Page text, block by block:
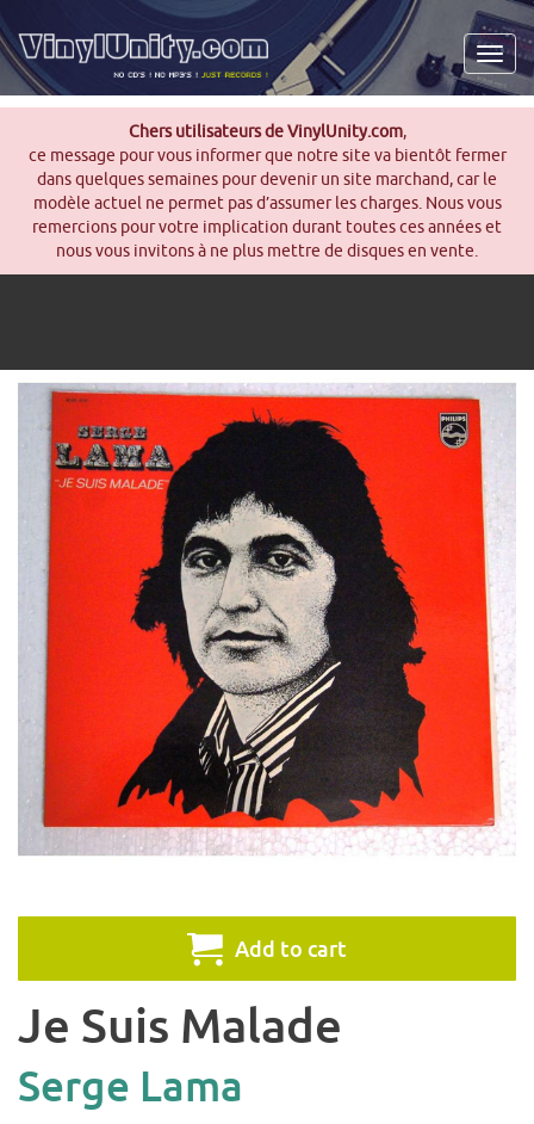
Chers utilisateurs de VinylUnity.com,
ce message pour vous informer que notre site va bientôt fermer
dans quelques semaines pour devenir un site marchand, car le
modèle actuel ne permet pas d’assumer les charges. Nous vous
remercions pour votre implication durant toutes ces années et
nous vous invitons à ne plus mettre de disques en vente.
Add to cart
Je Suis Malade
Serge Lama